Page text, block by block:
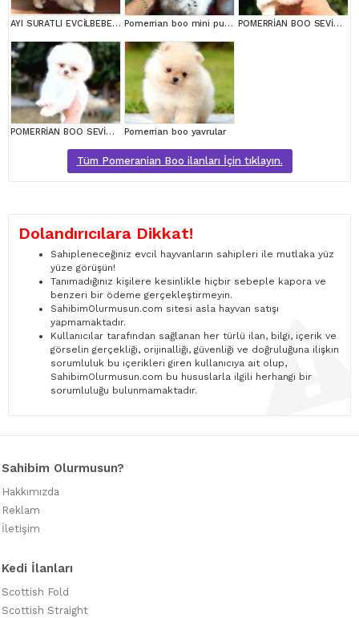
AYI SURATLI EVCİLBEBEKLER MİNİ PUPPY BOY POMERRİAN BOO Pomerrian boo mini puppy boy POMERRİAN BOO SEVİMLİ YAVRULAR
POMERRİAN BOO SEVİMLİ YAVRULAR Pomerrian boo yavrular
Tüm Pomeranian Boo ilanları İçin tıklayın.
Dolandırıcılara Dikkat!
Sahipleneceğiniz evcil hayvanların sahipleri ile mutlaka yüz
yüze görüşün!
Tanımadığınız kişilere kesinlikle hiçbir sebeple kapora ve
benzeri bir ödeme gerçekleştirmeyin.
SahibimOlurmusun.com sitesi asla hayvan satışı
yapmamaktadır.
Kullanıcılar tarafından sağlanan her türlü ilan, bilgi, içerik ve
görselin gerçekliği, orijinalliği, güvenliği ve doğruluğuna ilişkin
sorumluluk bu içerikleri giren kullanıcıya ait olup,
SahibimOlurmusun.com bu hususlarla ilgili herhangi bir
sorumluluğu bulunmamaktadır.
Sahibim Olurmusun?
Hakkımızda
Reklam
İletişim
Kedi İlanları
Scottish Fold
Scottish Straight